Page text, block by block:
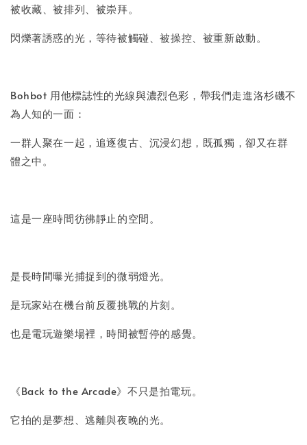
被收藏、被排列、被崇拜。
閃爍著誘惑的光，等待被觸碰、被操控、被重新啟動。
Bohbot 用他標誌性的光線與濃烈色彩，帶我們走進洛杉磯不
為人知的一面：
一群人聚在一起，追逐復古、沉浸幻想，既孤獨，卻又在群
體之中。
這是一座時間彷彿靜止的空間。
是長時間曝光捕捉到的微弱燈光。
是玩家站在機台前反覆挑戰的片刻。
也是電玩遊樂場裡，時間被暫停的感覺。
《Back to the Arcade》不只是拍電玩。
它拍的是夢想、逃離與夜晚的光。